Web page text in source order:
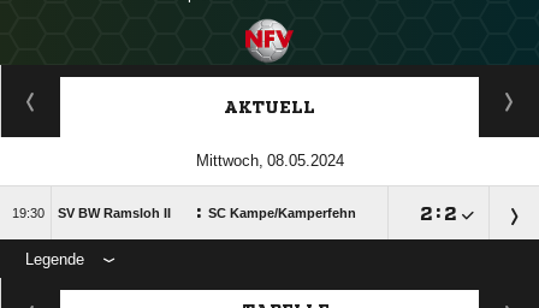
ANZEIGE
AKTUELL
 
 SV BW Ramsloh II : SC Kampe/​Kamperfehn  : 
Legende
ANZEIGE